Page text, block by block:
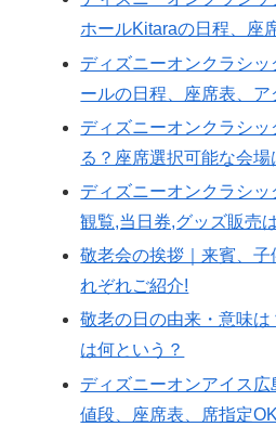
ホールKitaraの日程、座
ディズニーオンクラシ
ールの日程、座席表、ア
ディズニーオンクラシ
る？座席選択可能な会場
ディズニーオンクラシ
観覧,当日券,グッズ販売
敬老会の挨拶｜来賓、
れぞれご紹介!
敬老の日の由来・意味
は何という？
ディズニーオンアイス
値段、座席表、席指定